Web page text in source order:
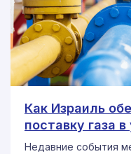
Как Израиль
поставку газа
Недавние события